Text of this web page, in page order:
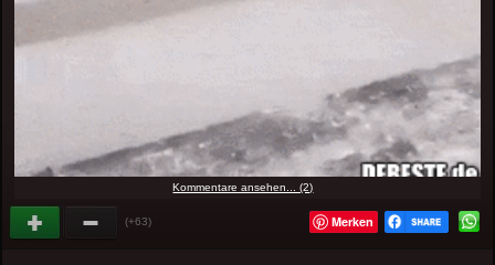
Kommentare ansehen... (2)
(+63) Merken